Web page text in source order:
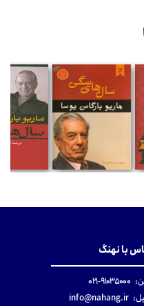
با نهنگ
۹۱۰۳۵۰۰۰-۰۲۱
info@nahang.ir